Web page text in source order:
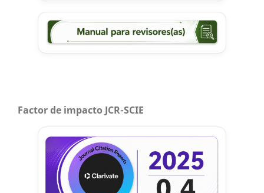
Factor de impacto JCR-SCIE